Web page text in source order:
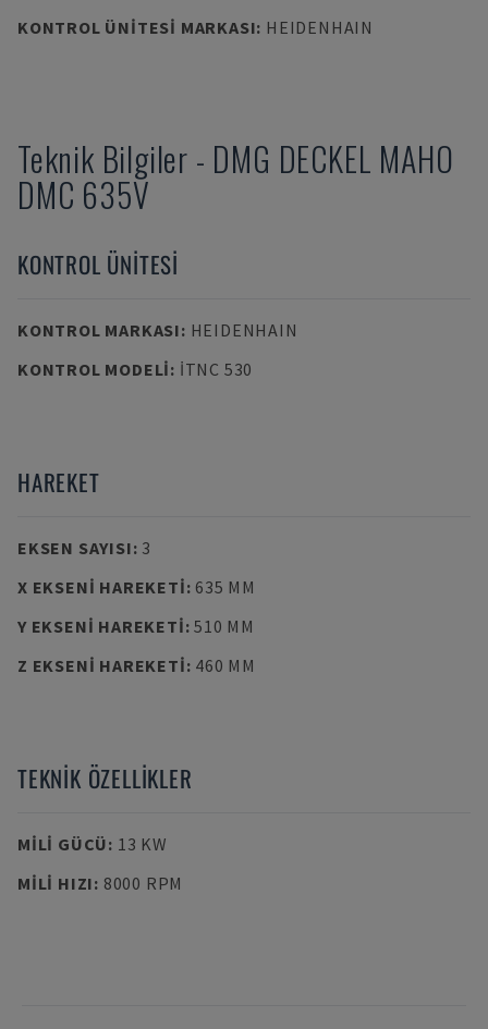
KONTROL ÜNITESI MARKASI: HEIDENHAIN
Teknik Bilgiler - DMG DECKEL MAHO
DMC 635V
KONTROL ÜNITESI
KONTROL MARKASI: HEIDENHAIN
KONTROL MODELI: ITNC 530
HAREKET
EKSEN SAYISI: 3
X EKSENI HAREKETI: 635 MM
Y EKSENI HAREKETI:510 MM
Z EKSENI HAREKETI: 460 MM
TEKNIK ÖZELLIKLER
MILI GÜCÜ: 13 KW
MILI HIZI: 8000 RPM